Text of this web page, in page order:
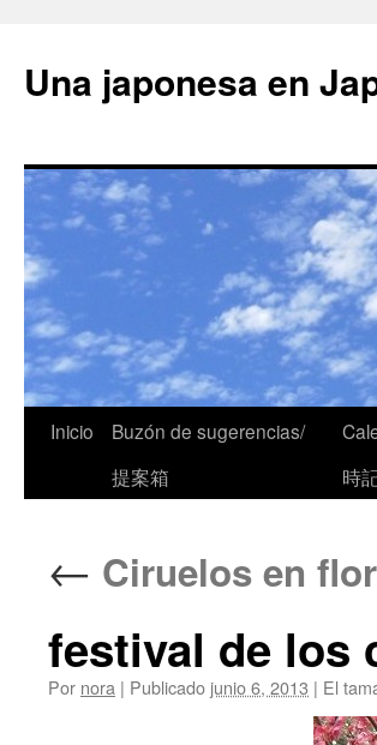
Una japonesa en
Inicio
Buzón de sugerencias/
提案箱
時
← Ciruelos en
festival de los
Por nora | Publicado junio 6, 2013 | El